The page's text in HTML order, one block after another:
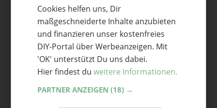
Projekt starten
Cookies helfen uns, Dir
maßgeschneiderte Inhalte anzubieten
und finanzieren unser kostenfreies
DIY-Portal über Werbeanzeigen. Mit
'OK' unterstützt Du uns dabei.
Hier findest du weitere Informationen.
PARTNER ANZEIGEN (18) →